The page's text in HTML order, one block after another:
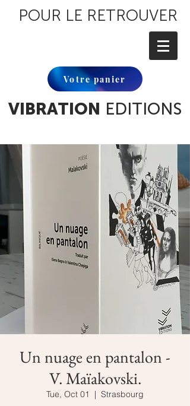
POUR LE RETROUVER
Votre panier
VIBRATION EDITIONS
Un nuage en pantalon -
V. Maïakovski.
Tue, Oct 01
  |
Strasbourg